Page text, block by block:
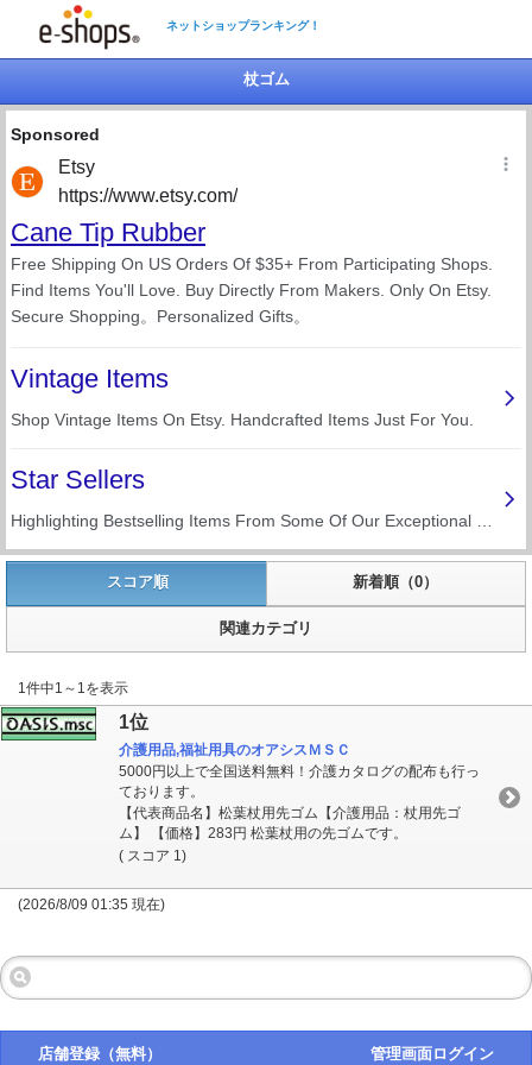
ネットショップランキング！
杖ゴム
スコア順 新着順（0）
関連カテゴリ
1件中1～1を表示
1位
介護用品,福祉用具のオアシスＭＳＣ
5000円以上で全国送料無料！介護カタログの配布も行っ
ております。
【代表商品名】松葉杖用先ゴム【介護用品：杖用先ゴ
ム】 【価格】283円 松葉杖用の先ゴムです。
( スコア 1)
(2026/8/09 01:35 現在)
店舗登録（無料） 管理画面ログイン